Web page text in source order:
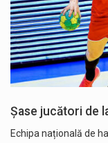
Șase jucători de
Echipa națională de